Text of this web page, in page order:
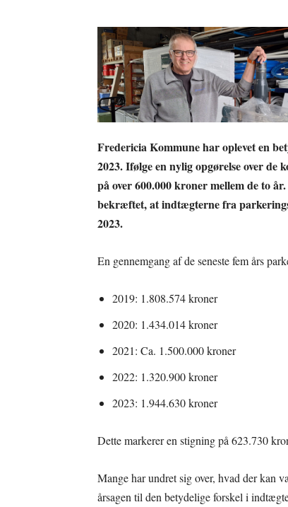
Fredericia Kommune har oplevet en
2023. Ifølge en nylig opgørelse over
på over 600.000 kroner mellem de to
bekræftet, at indtægterne fra
2023.
En gennemgang af de seneste fem års
2019: 1.808.574 kroner
2020: 1.434.014 kroner
2021: Ca. 1.500.000 kroner
2022: 1.320.900 kroner
2023: 1.944.630 kroner
Dette markerer en stigning på 623.730
Mange har undret sig over, hvad der kan
årsagen til den betydelige forskel i